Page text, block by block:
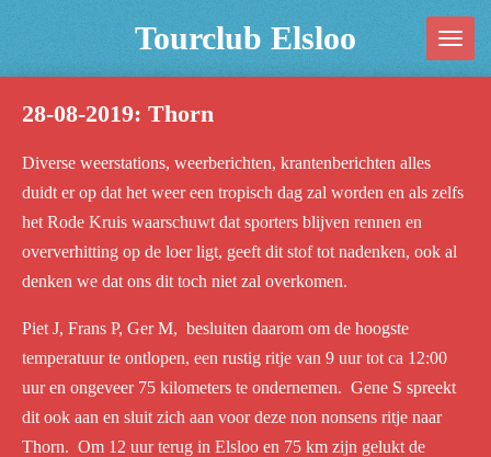
de
Tourclub Elsloo
28-08-2019: Thorn
Diverse weerstations, weerberichten, krantenberichten alles
duidt er op dat het weer een tropisch dag zal worden en als zelfs
het Rode Kruis waarschuwt dat sporters blijven rennen en
oververhitting op de loer ligt, geeft dit stof tot nadenken, ook al
denken we dat ons dit toch niet zal overkomen.
Piet J, Frans P, Ger M, besluiten daarom om de hoogste
temperatuur te ontlopen, een rustig ritje van 9 uur tot ca 12:00
uur en ongeveer 75 kilometers te ondernemen. Gene S spreekt
dit ook aan en sluit zich aan voor deze non nonsens ritje naar
Thorn. Om 12 uur terug in Elsloo en 75 km zijn gelukt de